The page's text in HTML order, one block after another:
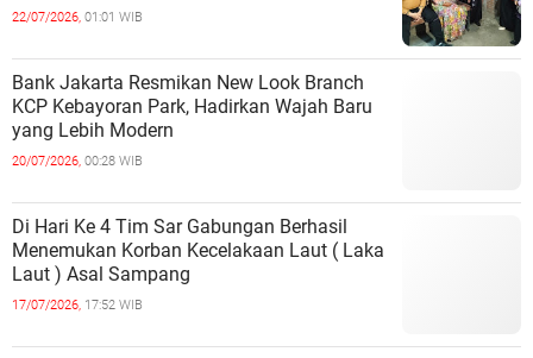
22/07/2026, 01:01 WIB
Bank Jakarta Resmikan New Look Branch
KCP Kebayoran Park, Hadirkan Wajah Baru
yang Lebih Modern
20/07/2026, 00:28 WIB
Di Hari Ke 4 Tim Sar Gabungan Berhasil
Menemukan Korban Kecelakaan Laut ( Laka
Laut ) Asal Sampang
17/07/2026, 17:52 WIB